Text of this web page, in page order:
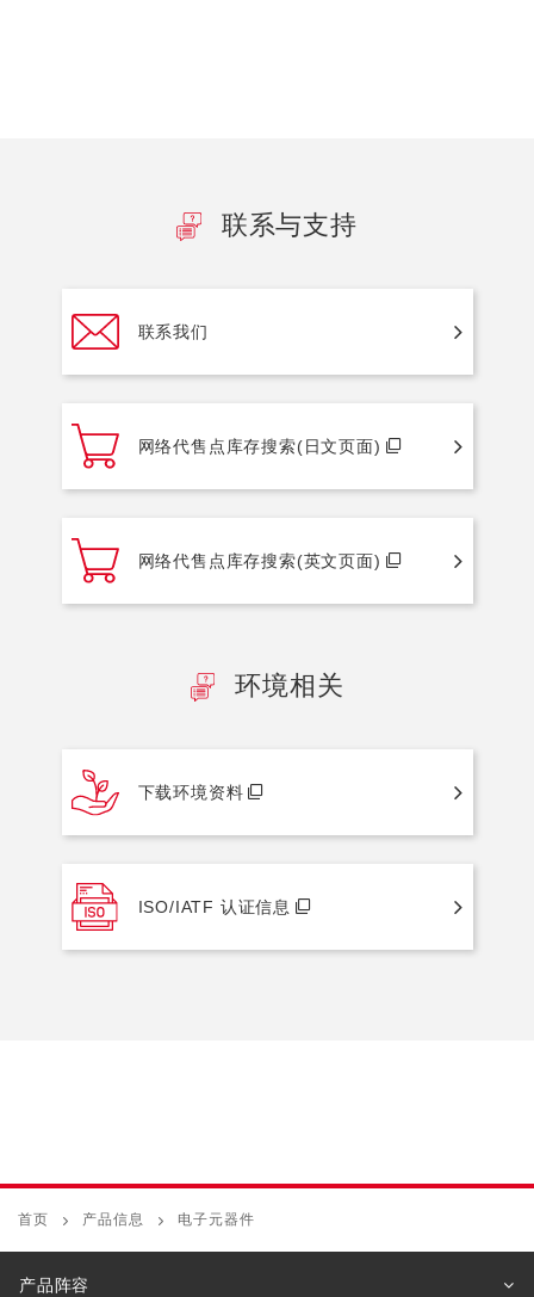
联系与支持
联系我们
网络代售点库存搜索(日文页面)
网络代售点库存搜索(英文页面)
环境相关
下载环境资料
ISO/IATF 认证信息
首页 产品信息 电子元器件
产品阵容